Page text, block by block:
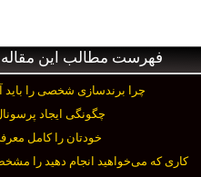
فهرست مطالب این مقاله
چرا برندسازی شخصی را باید
چگونگی ایجاد
۱_ خودتان را کامل
۲_ کاری که می‌خواهید انجام دهید را